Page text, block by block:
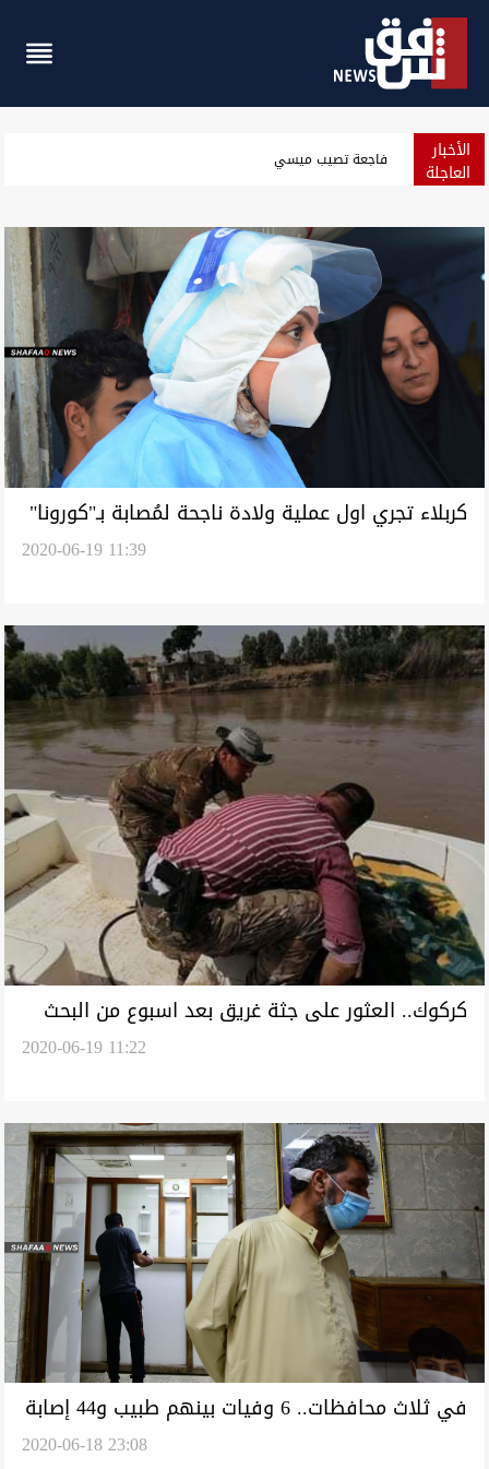
الأخبار
العاجلة الزيدي يدعو ماكرون لزيارة العراق ويبحث معه شراكة اقتصادية
كربلاء تجري اول عملية ولادة ناجحة لمُصابة بـ"كورونا"
2020-06-19 11:39
كركوك.. العثور على جثة غريق بعد اسبوع من البحث
2020-06-19 11:22
في ثلاث محافظات.. 6 وفيات بينهم طبيب و44 إصابة
2020-06-18 23:08